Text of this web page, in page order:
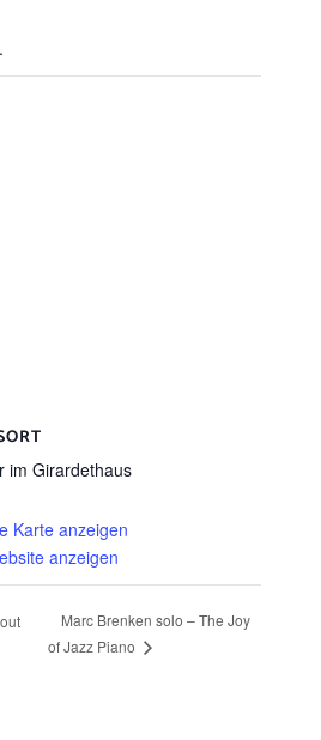
im Girardethaus
Karte anzeigen
anzeigen
Marc Brenken solo – The Joy
of Jazz Piano